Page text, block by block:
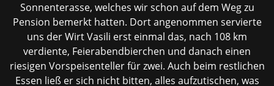
Sonnenterasse, welches wir schon auf dem Weg zu
Pension bemerkt hatten. Dort angenommen servierte
uns der Wirt Vasili erst einmal das, nach 108 km
verdiente, Feierabendbierchen und danach einen
riesigen Vorspeisenteller für zwei. Auch beim restlichen
Essen ließ er sich nicht bitten, alles aufzutischen, was